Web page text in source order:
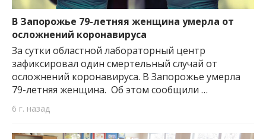
В Запорожье 79-летняя женщина умерла от
осложнений коронавируса
За сутки областной лабораторный центр
зафиксировал один смертельный случай от
осложнений коронавируса. В Запорожье умерла
79-летняя женщина. Об этом сообщили …
6 г. назад